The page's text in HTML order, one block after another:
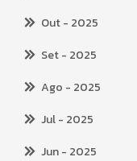
Out- 2025
Set- 2025
Ago - 2025
Jul- 2025
Jun- 2025